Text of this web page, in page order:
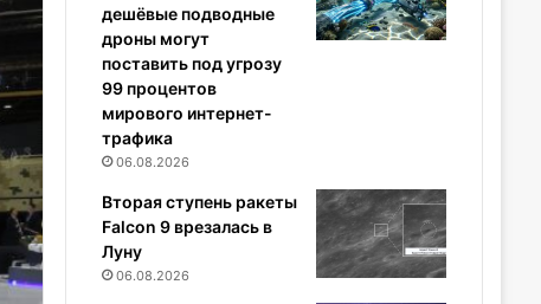
дешёвые подводные
дроны могут
поставить под угрозу
99 процентов
мирового интернет-
трафика
06.08.2026
Вторая ступень ракеты
Falcon 9 врезалась в
Луну
06.08.2026